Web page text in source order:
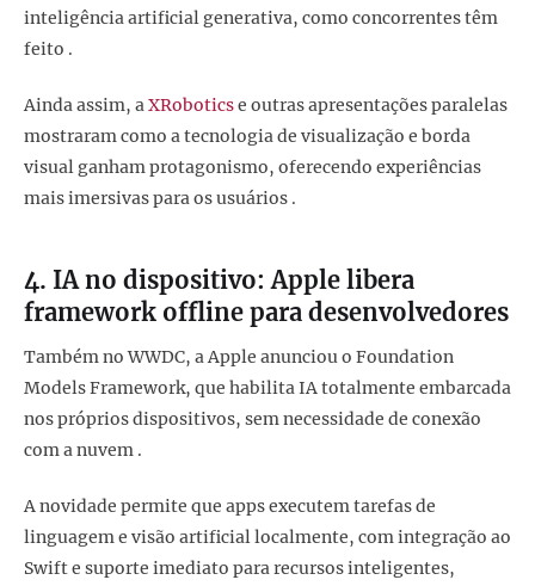
inteligência artificial generativa, como concorrentes têm
feito .
Ainda assim, aXRoboticse outras apresentações paralelas
mostraram como a tecnologia de visualização e borda
visual ganham protagonismo, oferecendo experiências
mais imersivas para os usuários .
4. IA no dispositivo: Apple libera
framework offline para desenvolvedores
Também no WWDC, a Apple anunciou o Foundation
Models Framework, que habilita IA totalmente embarcada
nos próprios dispositivos, sem necessidade de conexão
com a nuvem .
A novidade permite que apps executem tarefas de
linguagem e visão artificial localmente, com integração ao
Swift e suporte imediato para recursos inteligentes,